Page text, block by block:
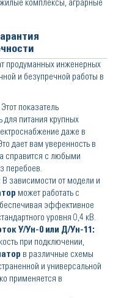
комплексы, аграрные
продуманных инженерных
и безупречной работы в
Этот показатель
для питания крупных
даже в
дает вам уверенность в
справится с любыми
перебоев.
В зависимости от модели и
может работать с
эффективное
уровня 0,4 кВ.
У/Ун-0 или Д/Ун-11:
при подключении,
в различные схемы
и универсальной
применяется в